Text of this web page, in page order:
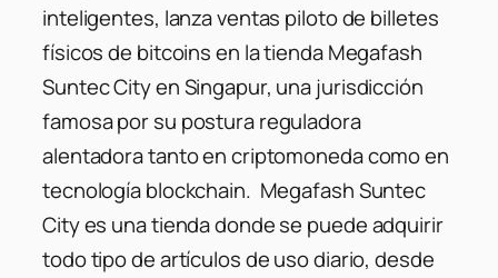
inteligentes, lanza ventas piloto de billetes
físicos de bitcoins en la tienda Megafash
Suntec City en Singapur, una jurisdicción
famosa por su postura reguladora
alentadora tanto en criptomoneda como en
tecnología blockchain. Megafash Suntec
City es una tienda donde se puede adquirir
todo tipo de artículos de uso diario, desde